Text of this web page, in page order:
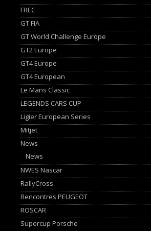
FREC
GT FIA
GT World Challenge Europe
GT2 Europe
GT4 Europe
GT4 European
Le Mans Classic
LEGENDS CARS CUP
Ligier European Series
Mitjet
News
News
NWES Nascar
RallyCross
Rencontres PEUGEOT
ROSCAR
Supercup Porsche